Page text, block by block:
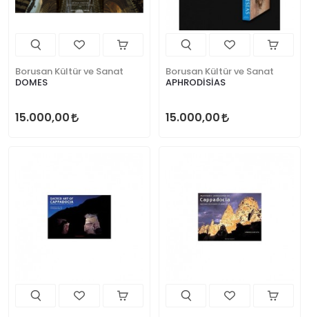
Borusan Kültür ve Sanat
DOMES
15.000,00
Borusan Kültür ve Sanat
APHRODİSİAS
15.000,00